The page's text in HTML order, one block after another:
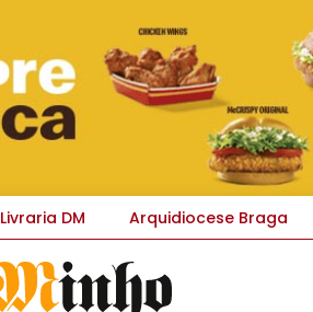
Livraria DM Arquidiocese Braga